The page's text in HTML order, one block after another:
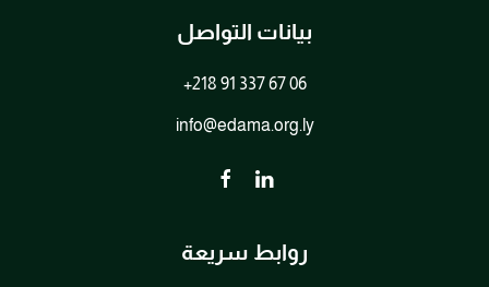
بيانات التواصل
+218 91 337 67 06
info@edama.org.ly
روابط سريعة